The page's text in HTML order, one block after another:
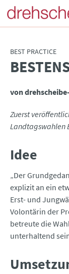
BEST PRACTICE
:
von
Zuerst
Landtagswahlen
Idee
„Der
explizit an ein
Erst- und
Volontärin der
betreute die
unterhaltend